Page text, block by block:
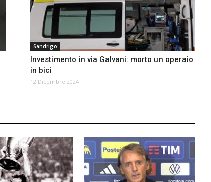
Sandrigo
Investimento in via Galvani: morto un operaio
in bici
12 Dicembre 2024